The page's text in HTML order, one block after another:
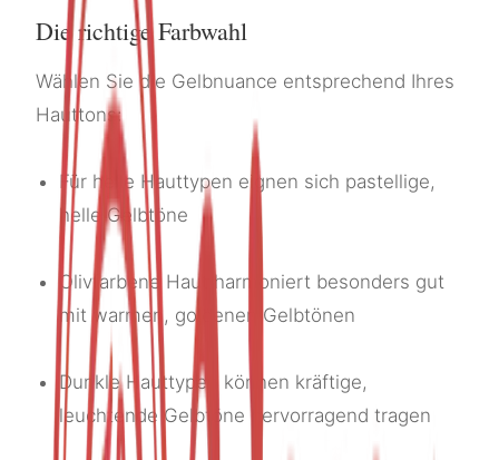
Die richtige Farbwahl
Wählen Sie die Gelbnuance entsprechend Ihres
Hauttons:
Für helle Hauttypen eignen sich pastellige,
helle Gelbtöne
Olivfarbene Haut harmoniert besonders gut
mit warmen, goldenen Gelbtönen
Dunkle Hauttypen können kräftige,
leuchtende Gelbtöne hervorragend tragen